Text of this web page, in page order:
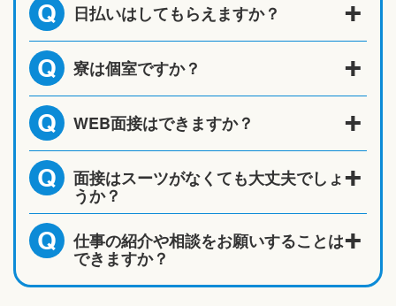
Q 日払いはしてもらえますか？
Q 寮は個室ですか？
Q WEB面接はできますか？
Q 面接はスーツがなくても大丈夫でしょ
うか？
Q 仕事の紹介や相談をお願いすることは
できますか？